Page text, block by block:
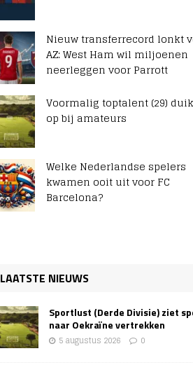
Nieuw transferrecord lonkt
AZ: West Ham wil miljoenen
neerleggen voor Parrott
Voormalig toptalent (29)
op bij amateurs
Welke Nederlandse spelers
kwamen ooit uit voor FC
Barcelona?
LAATSTE NIEUWS
Sportlust (Derde Divisie) ziet
naar Oekraïne vertrekken
5 augustus 2026 0